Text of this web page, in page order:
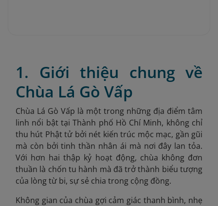
1. Giới thiệu chung về
Chùa Lá Gò Vấp
Chùa Lá Gò Vấp là một trong những địa điểm tâm
linh nổi bật tại Thành phố Hồ Chí Minh, không chỉ
thu hút Phật tử bởi nét kiến trúc mộc mạc, gần gũi
mà còn bởi tinh thần nhân ái mà nơi đây lan tỏa.
Với hơn hai thập kỷ hoạt động, chùa không đơn
thuần là chốn tu hành mà đã trở thành biểu tượng
của lòng từ bi, sự sẻ chia trong cộng đồng.
Không gian của chùa gợi cảm giác thanh bình, nhẹ